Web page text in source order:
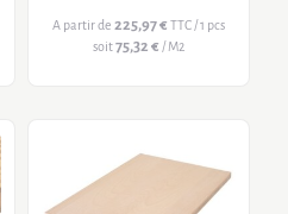
A partir de 225,97 € TTC / 1 pcs
soit75,32 € / M2